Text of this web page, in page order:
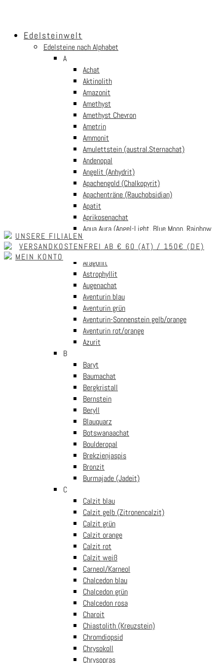
Skip to content
UNSERE FILIALEN
VERSANDKOSTENFREI AB € 60 (AT) / 150€ (DE)
MEIN KONTO
Edelsteinwelt
Edelsteine nach Alphabet
A
Achat
Aktinolith
Amazonit
Amethyst
Amethyst Chevron
Ametrin
Ammonit
Amulettstein (austral.Sternachat)
Andenopal
Angelit (Anhydrit)
Apachengold (Chalkopyrit)
Apachenträne (Rauchobsidian)
Apatit
Aprikosenachat
Aqua Aura (Angel-Light, Blue Moon, Rainbow
Aura)
Aquamarin (Beryll blau)
Aragonit
Astrophyllit
Augenachat
Aventurin blau
Aventurin grün
Aventurin-Sonnenstein gelb/orange
Aventurin rot/orange
Azurit
B
Baryt
Baumachat
Bergkristall
Bernstein
Beryll
Blauquarz
Botswanaachat
Boulderopal
Brekzienjaspis
Bronzit
Burmajade (Jadeit)
C
Calzit blau
Calzit gelb (Zitronencalzit)
Calzit grün
Calzit orange
Calzit rot
Calzit weiß
Carneol/Karneol
Chalcedon blau
Chalcedon grün
Chalcedon rosa
Charoit
Chiastolith (Kreuzstein)
Chromdiopsid
Chrysokoll
Chrysopras
Edelsteine nach Alphabet
Goldfluss rot (Goldfluss)/Splitterkette Goldfluss rot mit
Splitterkette Goldfluss rot
mit Verschluss (45cm lang)
inkl. Mwst
GOLDFLUSS ROT – ein Edelstein für Stabilität und Ausdauer.
Sicher und bequem einkaufen
14 Tage Rückgaberecht
Versandkostenfrei ab € 50 nach Österreich
30 Jahre Erfahrung
nur die beste Qualität